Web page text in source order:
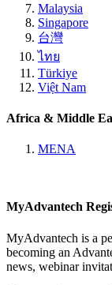
Malaysia
Singapore
台灣
ไทย
Türkiye
Việt Nam
Africa & Middle
MENA
MyAdvantech
MyAdvantech is a
becoming an
news, webinar